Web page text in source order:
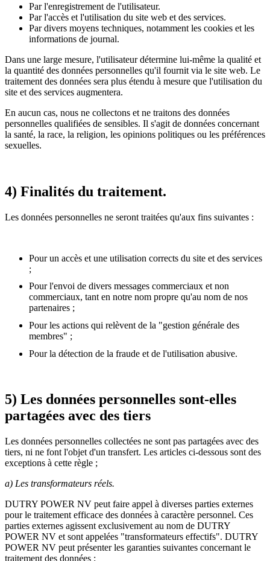
Par l'enregistrement de l'utilisateur.
Par l'accès et l'utilisation du site web et des services.
Par divers moyens techniques, notamment les cookies et les
informations de journal.
Dans une large mesure, l'utilisateur détermine lui-même la qualité et
la quantité des données personnelles qu'il fournit via le site web. Le
traitement des données sera plus étendu à mesure que l'utilisation du
site et des services augmentera.
En aucun cas, nous ne collectons et ne traitons des données
personnelles qualifiées de sensibles. Il s'agit de données concernant
la santé, la race, la religion, les opinions politiques ou les préférences
sexuelles.
4) Finalités du traitement.
Les données personnelles ne seront traitées qu'aux fins suivantes :
Pour un accès et une utilisation corrects du site et des services
;
Pour l'envoi de divers messages commerciaux et non
commerciaux, tant en notre nom propre qu'au nom de nos
partenaires ;
Pour les actions qui relèvent de la "gestion générale des
membres" ;
Pour la détection de la fraude et de l'utilisation abusive.
5) Les données personnelles sont-elles
partagées avec des tiers
Les données personnelles collectées ne sont pas partagées avec des
tiers, ni ne font l'objet d'un transfert. Les articles ci-dessous sont des
exceptions à cette règle ;
a) Les transformateurs réels.
DUTRY POWER NV peut faire appel à diverses parties externes
pour le traitement efficace des données à caractère personnel. Ces
parties externes agissent exclusivement au nom de DUTRY
POWER NV et sont appelées "transformateurs effectifs". DUTRY
POWER NV peut présenter les garanties suivantes concernant le
traitement des données :